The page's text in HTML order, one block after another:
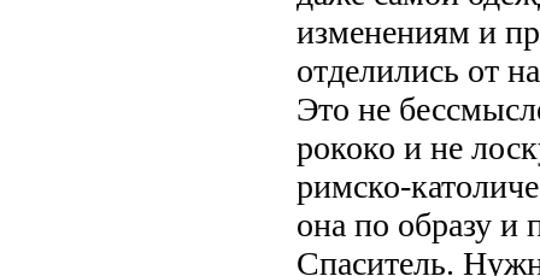
изменениям и
отделились от
Это не
рококо и не
римско-
она по образу
Спаситель.